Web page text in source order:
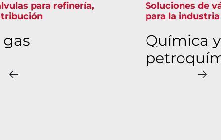
Soluciones de válvulas confiables
para la industria química
Química y